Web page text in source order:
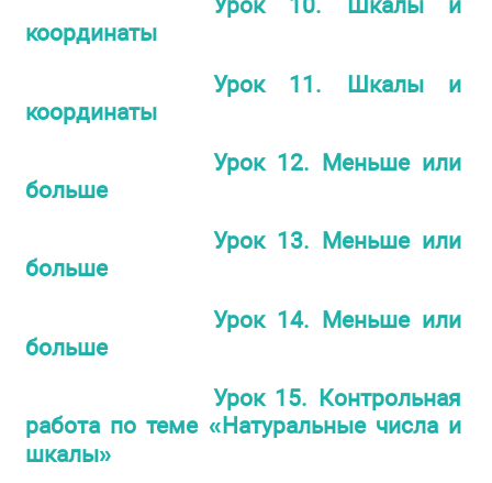
координаты
Урок 11. Шкалы и
координаты
Урок 12. Меньше или
больше
Урок 13. Меньше или
больше
Урок 14. Меньше или
больше
Урок 15. Контрольная
работа по теме «Натуральные числа и
шкалы»